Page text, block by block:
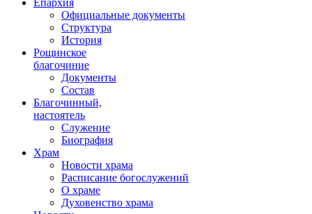
Епархия
Официальные документы
Структура
История
Рощинское
благочиние
Документы
Состав
Благочинный,
настоятель
Служение
Биография
Храм
Новости храма
Расписание богослужений
О храме
Духовенство храма